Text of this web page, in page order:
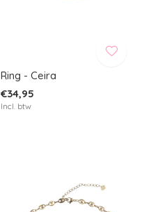
Ring - Ceira
€34,95
Incl. btw